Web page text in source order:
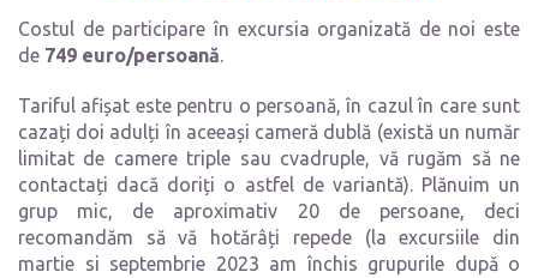
Costul de participare în excursia organizată de noi este
de 749 euro/persoană.
Tariful afișat este pentru o persoană, în cazul în care sunt
cazați doi adulți în aceeași cameră dublă (există un număr
limitat de camere triple sau cvadruple, vă rugăm să ne
contactați dacă doriți o astfel de variantă). Plănuim un
grup mic, de aproximativ 20 de persoane, deci
recomandăm să vă hotărâți repede (la excursiile din
martie si septembrie 2023 am închis grupurile după o